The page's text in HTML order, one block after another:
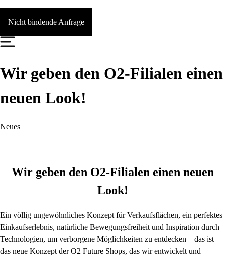
Nicht bindende Anfrage
Wir geben den O2-Filialen einen
neuen Look!
Neues
Wir geben den O2-Filialen einen neuen
Look!
Ein völlig ungewöhnliches Konzept für Verkaufsflächen, ein perfektes
Einkaufserlebnis, natürliche Bewegungsfreiheit und Inspiration durch
Technologien, um verborgene Möglichkeiten zu entdecken – das ist
das neue Konzept der O2 Future Shops, das wir entwickelt und